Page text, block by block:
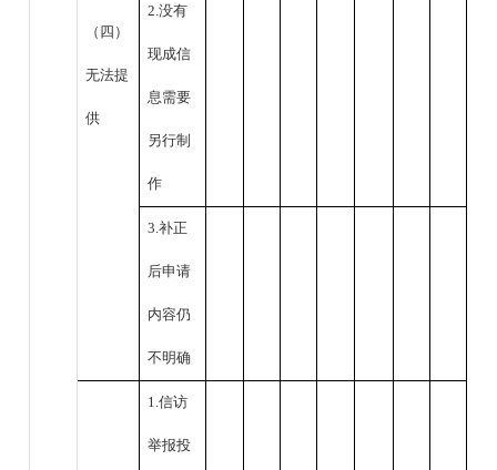
（四）
无法提
供
2.没有
现成信
息需要
另行制
作
3.补正
后申请
内容仍
不明确
1.信访
举报投